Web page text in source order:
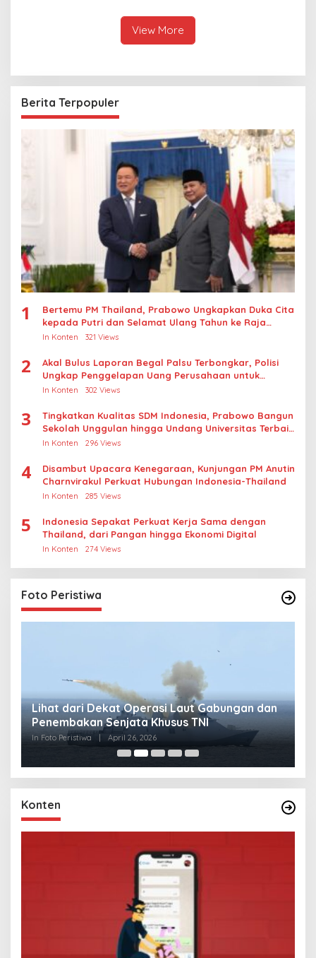
View More
Berita Terpopuler
1
Bertemu PM Thailand, Prabowo Ungkapkan Duka Cita
kepada Putri dan Selamat Ulang Tahun ke Raja
Thailand
In Konten 321 Views
2
Akal Bulus Laporan Begal Palsu Terbongkar, Polisi
Ungkap Penggelapan Uang Perusahaan untuk
Crypto
In Konten 302 Views
3
Tingkatkan Kualitas SDM Indonesia, Prabowo Bangun
Sekolah Unggulan hingga Undang Universitas Terbaik
Dunia
In Konten 296 Views
4
Disambut Upacara Kenegaraan, Kunjungan PM Anutin
Charnvirakul Perkuat Hubungan Indonesia-Thailand
In Konten 285 Views
5
Indonesia Sepakat Perkuat Kerja Sama dengan
Thailand, dari Pangan hingga Ekonomi Digital
In Konten 274 Views
Foto Peristiwa
Lihat dari Dekat Operasi Laut Gabungan dan
Penembakan Senjata Khusus TNI
In Foto Peristiwa April 26, 2026
Konten